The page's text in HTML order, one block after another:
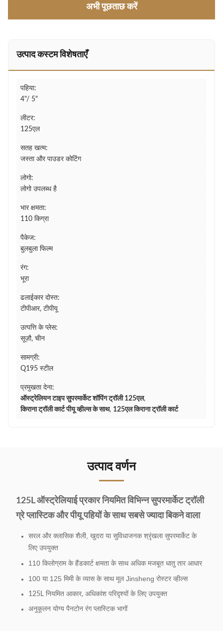
अभी पूछताछ करें
उत्पाद कस्टम विशेषताएँ
पहिया:
4"/ 5"
लीटर:
125एल
सतह खत्म:
जस्ता और पाउडर कोटिंग
लोगो:
लोगो उपलब्ध है
भार क्षमता:
110 किग्रा
पैकेज:
बुलबुला फिल्म
रंग:
भूरा
ढलाईकार दोस्त:
टीपीआर, टीपीयू
उत्पत्ति के प्लेस:
सूज़ौ, चीन
सामग्री:
Q195 स्टील
प्रमुखता देना:
ऑस्ट्रेलियन टाइप सुपरमार्केट शॉपिंग ट्रॉली 125एल,
किराना ट्रॉली कार्ट पीयू व्हील्स के साथ, 125एल किराना ट्रॉली कार्ट
उत्पाद वर्णन
125L ऑस्ट्रेलियाई प्रकार नियमित विभिन्न सुपरमार्केट ट्रॉली
ग्रे प्लास्टिक और पीयू पहियों के साथ सबसे ज्यादा बिकने वाला
सरल और क्लासिक शैली, खुदरा या सुविधाजनक श्रृंखला सुपरमार्केट के
लिए उपयुक्त
110 किलोग्राम के हैंडकार्ट क्षमता के साथ अधिक मजबूत धातु तार आधार
100 या 125 मिमी के व्यास के साथ मूल Jinsheng रोस्टर व्हील्स
125L नियमित आकार, अधिकांश परिदृश्यों के लिए उपयुक्त
अनुकूलन योग्य पैनटोन रंग प्लास्टिक भागों